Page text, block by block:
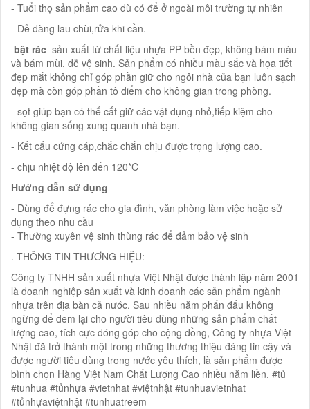
- Tuổi thọ sản phẩm cao dù có để ở ngoài môi trường tự nhiên
- Dễ dàng lau chùi,rửa khi cần.
​ bật rác sản xuất từ chất liệu nhựa PP bền đẹp, không bám màu
và bám mùi, dễ vệ sinh. Sản phẩm có nhiều màu sắc và họa tiết
đẹp mắt không chỉ góp phần giữ cho ngôi nhà của bạn luôn sạch
đẹp mà còn góp phần tô điểm cho không gian trong phòng.
- sọt giúp bạn có thể cất giữ các vật dụng nhỏ,tiếp kiệm cho
không gian sống xung quanh nhà bạn.
- Kết cấu cứng cáp,chắc chắn chịu được trọng lượng cao.
- chịu nhiệt độ lên đến 120*C
Hướng dẫn sử dụng
- Dùng để đựng rác cho gia đình, văn phòng làm việc hoặc sử
dụng theo nhu cầu
- Thường xuyên vệ sinh thùng rác để đảm bảo vệ sinh
. THÔNG TIN THƯƠNG HIỆU:
Công ty TNHH sản xuất nhựa Việt Nhật được thành lập năm 2001
là doanh nghiệp sản xuất và kinh doanh các sản phẩm ngành
nhựa trên địa bàn cả nước. Sau nhiều năm phấn đấu không
ngừng để đem lại cho người tiêu dùng những sản phẩm chất
lượng cao, tích cực đóng góp cho cộng đồng, Công ty nhựa Việt
Nhật đã trở thành một trong những thương thiệu đáng tin cậy và
được người tiêu dùng trong nước yêu thích, là sản phẩm được
bình chọn Hàng Việt Nam Chất Lượng Cao nhiều năm liền. #tủ
#tunhua #tủnhựa #vietnhat #việtnhật #tunhuavietnhat
#tủnhựaviệtnhật #tunhuatreem